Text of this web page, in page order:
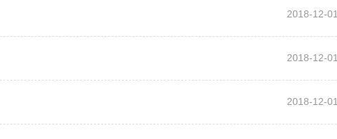
2018-12-01
2018-12-01
2018-12-01